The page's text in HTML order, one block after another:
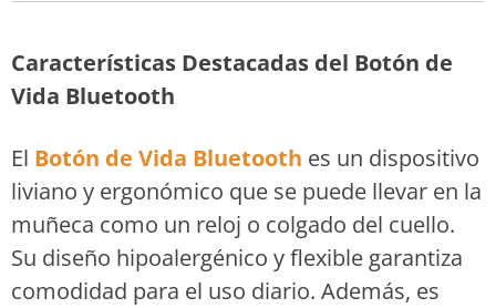
Características Destacadas del Botón de
Vida Bluetooth
El Botón de Vida Bluetooth es un dispositivo
liviano y ergonómico que se puede llevar en la
muñeca como un reloj o colgado del cuello.
Su diseño hipoalergénico y flexible garantiza
comodidad para el uso diario. Además, es